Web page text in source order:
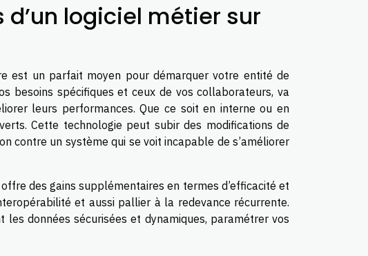
logiciel métier sur
est un parfait moyen pour démarquer votre entité de
besoins spécifiques et ceux de vos collaborateurs, va
leurs performances. Que ce soit en interne ou en
Cette technologie peut subir des modifications de
contre un système qui se voit incapable de s’améliorer
des gains supplémentaires en termes d’efficacité et
et aussi pallier à la redevance récurrente.
données sécurisées et dynamiques, paramétrer vos